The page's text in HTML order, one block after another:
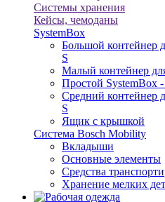
Системы хранения
Кейсы, чемоданы
SystemBox
Большой контейнер
S
Малый контейнер
Простой SystemBox -
Средний контейнер
S
Ящик с крышкой
Система Bosch Mobility
Вкладыши
Основные элементы
Средства
Хранение мелких